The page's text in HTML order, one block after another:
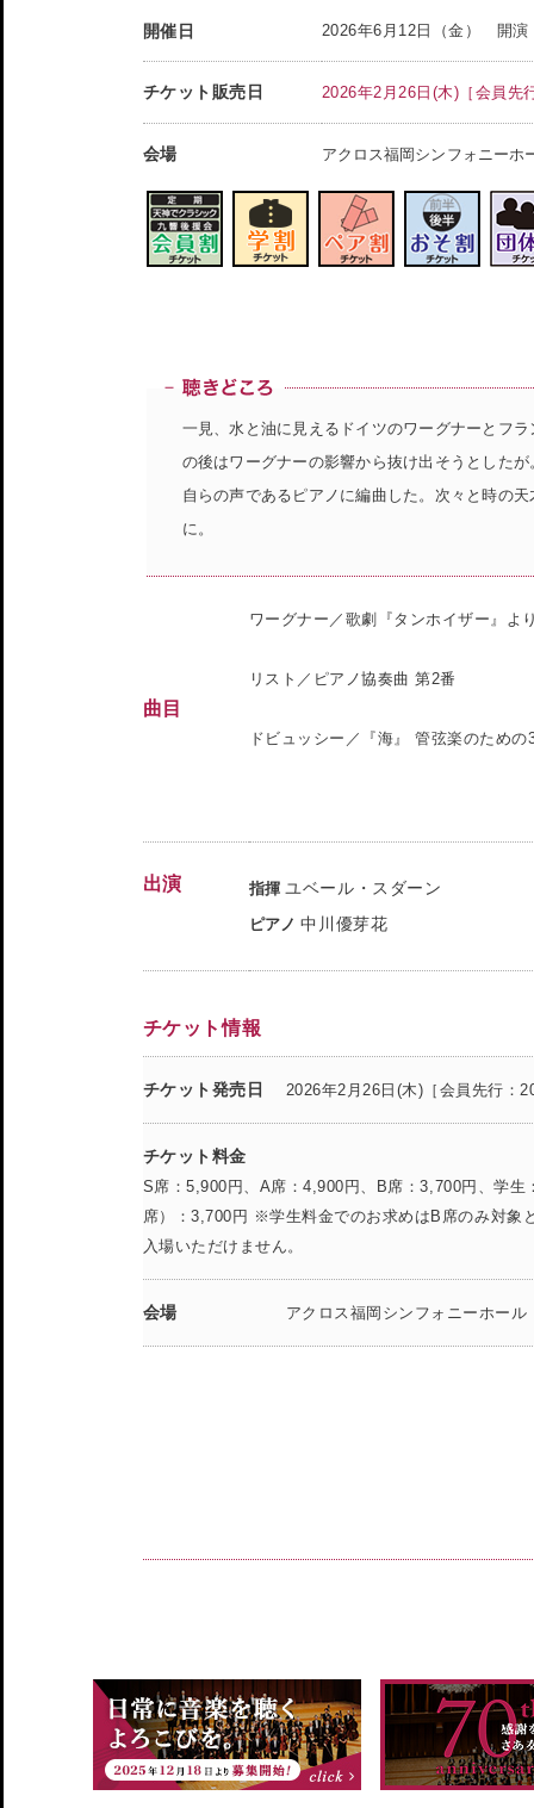
開催日 2026年6月12日（金） 開演
チケット販売日 2026年2月26日(木)［会員先
会場 アクロス福岡シンフォニーホ
一見、水と油に見えるドイツのワーグナーとフ
の後はワーグナーの影響から抜け出そうとした
自らの声であるピアノに編曲した。次々と時の
に。
曲目
ワーグナー／歌劇『タンホイザー』よ
リスト／ピアノ協奏曲 第2番
ドビュッシー／『海』 管弦楽のため
出演 指揮ユベール・スダーン
ピアノ 中川優芽花
チケット情報
チケット発売日 2026年2月26日(木)［会員先行：
チケット料金
S席：5,900円、A席：4,900円、B席：3,700円、学生
席）：3,700円 ※学生料金でのお求めはB席のみ対象
入場いただけません。
会場 アクロス福岡シンフォニーホール